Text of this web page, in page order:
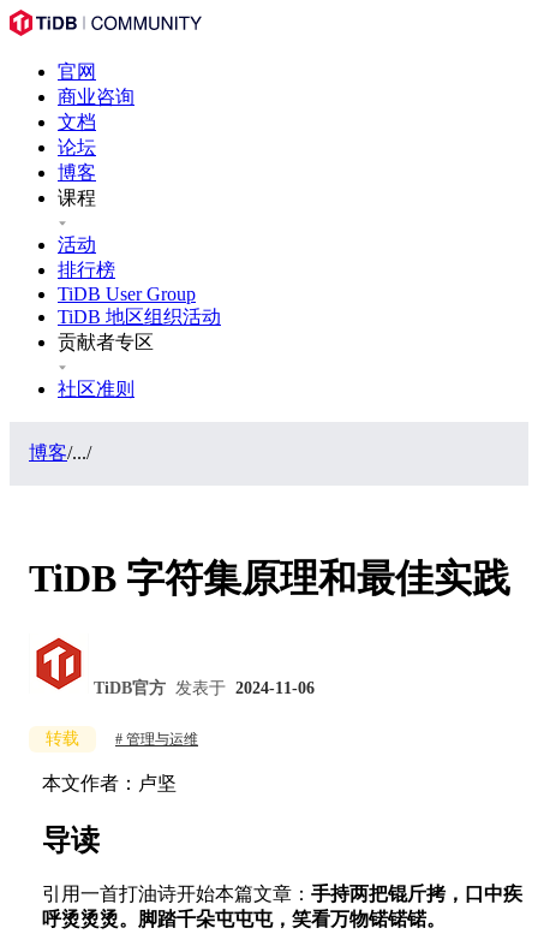
官网
商业咨询
文档
论坛
博客
课程
活动
排行榜
TiDB User Group
TiDB 地区组织活动
贡献者专区
社区准则
博客/.../
TiDB 字符集原理和最佳实践
TiDB官方 发表于 2024-11-06
转载 管理与运维
本文作者：卢坚
导读
引用一首打油诗开始本篇文章： 手持两把锟斤拷，口中疾
呼烫烫烫。脚踏千朵屯屯屯，笑看万物锘锘锘。